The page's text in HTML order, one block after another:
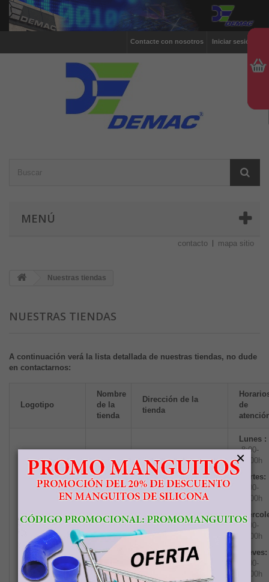
Iniciar sesión
Contacte con nosotros
MENÚ
contacto mapa sitio
Nuestras tiendas
NUESTRAS TIENDAS
A continuación verá la lista detallada de nuestras tiendas, no dude
en contactarnos:
Logotipo
Nombre
de la
tienda
Dirección de la
tienda
de
Tienda
Demac
S.A.
c/ Vidrieros, 9(Parque
Espino)28660Boadilla
del Monte (Madrid -
Teléfono: +34 916 32
61 30
Lunes :
8:00-
15:00h
Martes:
8:00-
15:00h
8:00-
15:00h
Jueves:
8:00-
15:00h
×